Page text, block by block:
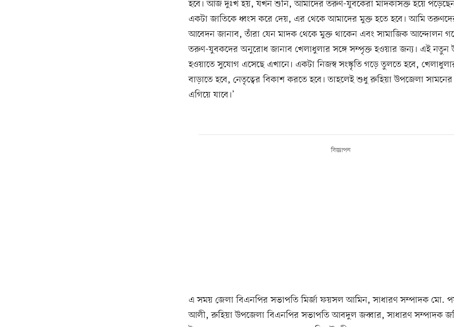
হবে। আজ দুঃখ হয়, যখন শুনি, আমাদের তরুণ-যুবকেরা মাদকাসক্ত হয়ে
একটা জাতিকে ধ্বংস করে দেয়, এর থেকে আমাদের মুক্ত হতে হবে। আমি
আবেদন জানাব, তাঁরা যেন মাদক থেকে মুক্ত থাকেন এবং সামাজিক আন্দোলন
তরুণ-যুবকদের অনুরোধ জানাব খেলাধুলার সঙ্গে সম্পৃক্ত হওয়ার জন্য। এই নতুন
হওয়াতে সুযোগ এসেছে এখানে। একটা নিজস্ব সংস্কৃতি গড়ে তুলতে হবে, খেলাধুলার
বাড়াতে হবে, নেতৃত্বের বিকাশ করতে হবে। তাহলেই শুধু রুহিয়া উপজেলা
এগিয়ে যাবে।’
বিজ্ঞাপন
এ সময় জেলা বিএনপির সভাপতি মির্জা ফয়সল আমিন, সাধারণ সম্পাদক মো.
আলী, রুহিয়া উপজেলা বিএনপির সভাপতি আবদুল জব্বার, সাধারণ সম্পাদক